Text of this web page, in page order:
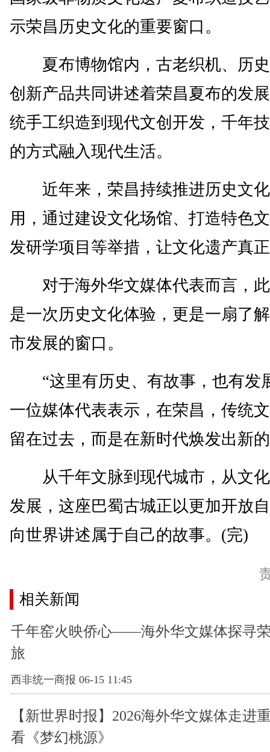
示荣昌历史文化的重要窗口。
夏布博物馆内，古老织机、历史
创新产品共同讲述着荣昌夏布的发
统手工织造到现代文创开发，千年
的方式融入现代生活。
近年来，荣昌持续推进历史文化
用，通过建设文化场馆、打造特色
发研学项目等举措，让文化遗产真
对于海外华文媒体代表而言，此
是一次历史文化体验，更是一扇了
市发展的窗口。
“这里有历史、有故事，也有发
一位媒体代表表示，在荣昌，传统
留在过去，而是在新时代焕发出新
从千年文脉到现代城市，从文化
发展，这座巴蜀古城正以更加开放
向世界讲述属于自己的故事。(完)
相关新闻
千年窑火映侨心——海外华文媒体探寻
旅
西非统一商报 06-15 11:45
【新世界时报】2026海外华文媒体走进
看《梦幻桃源》